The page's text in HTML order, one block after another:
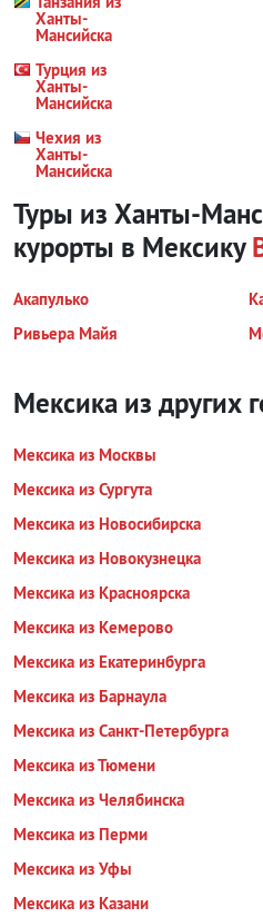
Ханты-
Мансийска
Турция из
Ханты-
Мансийска
Чехия из
Ханты-
Мансийска
Туры из Ханты-
курорты в Мексику
Акапулько
Ривьера Майя
Мексика из других
Мексика из Москвы
Мексика из Сургута
Мексика из Новосибирска
Мексика из Новокузнецка
Мексика из Красноярска
Мексика из Кемерово
Мексика из Екатеринбурга
Мексика из Барнаула
Мексика из Санкт-Петербурга
Мексика из Тюмени
Мексика из Челябинска
Мексика из Перми
Мексика из Уфы
Мексика из Казани